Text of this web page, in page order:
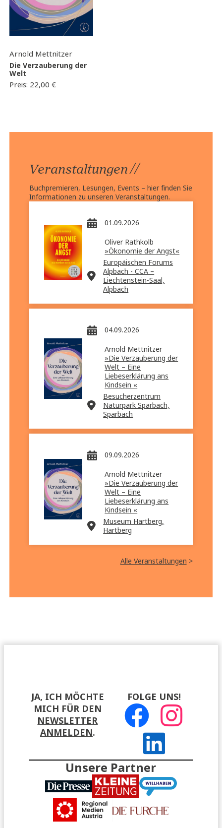
Arnold Mettnitzer
Die Verzauberung der
Welt
Preis: 22,00 €
Veranstaltungen //
Buchpremieren, Lesungen, Events – hier finden Sie
Informationen zu unseren Veranstaltungen.
01.09.2026
Oliver Rathkolb
»Ökonomie der Angst«
Europäischen Forums
Alpbach - CCA –
Liechtenstein-Saal,
Alpbach
04.09.2026
Arnold Mettnitzer
»Die Verzauberung der
Welt – Eine
Liebeserklärung ans
Kindsein «
Besucherzentrum
Naturpark Sparbach,
Sparbach
09.09.2026
Arnold Mettnitzer
»Die Verzauberung der
Welt – Eine
Liebeserklärung ans
Kindsein «
Museum Hartberg,
Hartberg
Alle Veranstaltungen >
JA, ICH MÖCHTE
MICH FÜR DEN
NEWSLETTER
ANMELDEN.
FOLGE UNS!
Unsere Partner